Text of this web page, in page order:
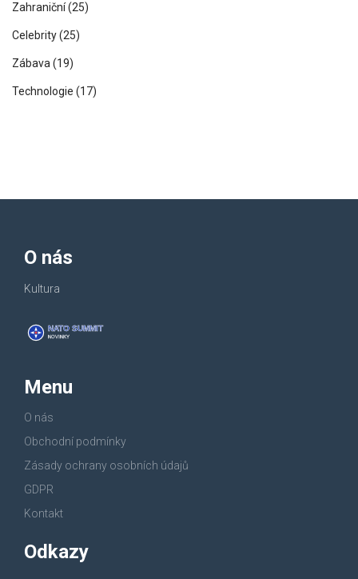
Zahraniční(25)
Celebrity(25)
Zábava(19)
Technologie (17)
O nás
Kultura
Menu
O nás
Obchodní podmínky
Zásady ochrany osobních údajů
GDPR
Kontakt
Odkazy